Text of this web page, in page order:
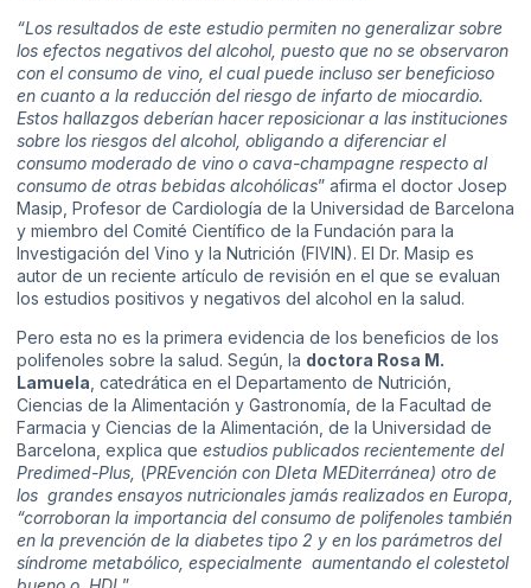
“Los resultados de este estudio permiten no generalizar sobre
los efectos negativos del alcohol, puesto que no se observaron
con el consumo de vino, el cual puede incluso ser beneficioso
en cuanto a la reducción del riesgo de infarto de miocardio.
Estos hallazgos deberían hacer reposicionar a las instituciones
sobre los riesgos del alcohol, obligando a diferenciar el
consumo moderado de vino o cava-champagne respecto al
consumo de otras bebidas alcohólicas” afirma el doctor Josep
Masip, Profesor de Cardiología de la Universidad de Barcelona
y miembro del Comité Científico de la Fundación para la
Investigación del Vino y la Nutrición (FIVIN). El Dr. Masip es
autor de un reciente artículo de revisión en el que se evaluan
los estudios positivos y negativos del alcohol en la salud.
Pero esta no es la primera evidencia de los beneficios de los
polifenoles sobre la salud. Según, la doctora Rosa M.
Lamuela, catedrática en el Departamento de Nutrición,
Ciencias de la Alimentación y Gastronomía, de la Facultad de
Farmacia y Ciencias de la Alimentación, de la Universidad de
Barcelona, explica que estudios publicados recientemente del
Predimed-Plus, (PREvención con DIeta MEDiterránea) otro de
los grandes ensayos nutricionales jamás realizados en Europa,
“corroboran la importancia del consumo de polifenoles también
en la prevención de la diabetes tipo 2 y en los parámetros del
síndrome metabólico, especialmente aumentando el colestetol